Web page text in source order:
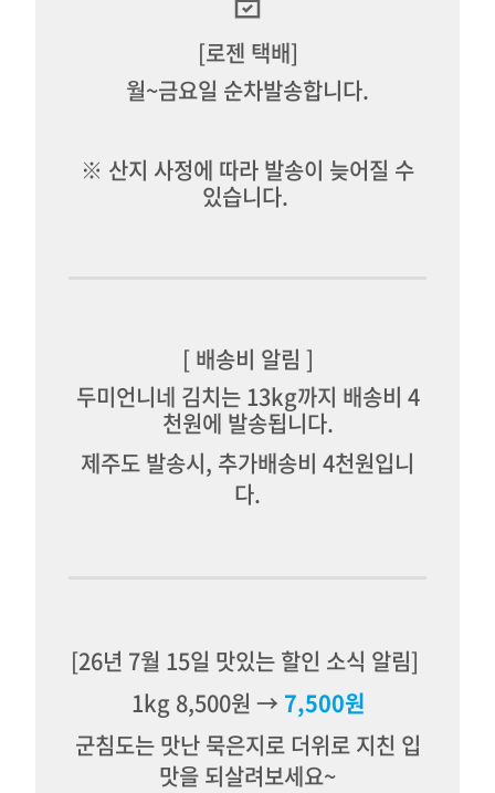
[로젠 택배]
월~금요일 순차발송합니다.
※ 산지 사정에 따라 발송이 늦어질 수
있습니다.
[ 배송비 알림 ]
두미언니네 김치는 13kg까지 배송비 4
천원에 발송됩니다.
제주도 발송시, 추가배송비 4천원입니
다.
[26년 7월 15일 맛있는 할인 소식 알림]
1kg 8,500원 → 7,500원
군침도는 맛난 묵은지로 더위로 지친 입
맛을 되살려보세요~